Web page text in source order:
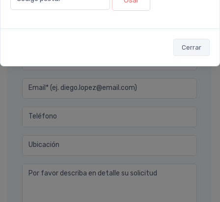
Cerrar
Déjanos tu consulta
Email* (ej. diego.lopez@email.com)
Teléfono
Ubicación
Por favor describa en detalle su solicitud